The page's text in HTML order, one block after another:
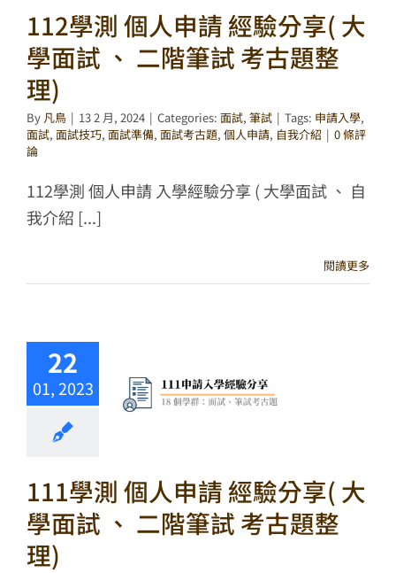
112學測 個人申請 經驗分享( 大
學面試 、 二階筆試 考古題整
理)
By 凡鳥 | 13 2 月, 2024 | Categories: 面試, 筆試 | Tags: 申請入學,
面試, 面試技巧, 面試準備, 面試考古題, 個人申請, 自我介紹 | 0 條評
論
112學測 個人申請 入學經驗分享 ( 大學面試 、 自
我介紹 [...]
閱讀更多
22
01, 2023
111學測 個人申請 經驗分享( 大
學面試 、 二階筆試 考古題整
理)